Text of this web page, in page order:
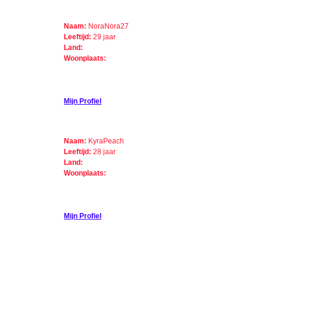
Naam: NoraNora27
Leeftijd: 29 jaar
Land:
Woonplaats:
Mijn Profiel
Naam: KyraPeach
Leeftijd: 28 jaar
Land:
Woonplaats:
Mijn Profiel